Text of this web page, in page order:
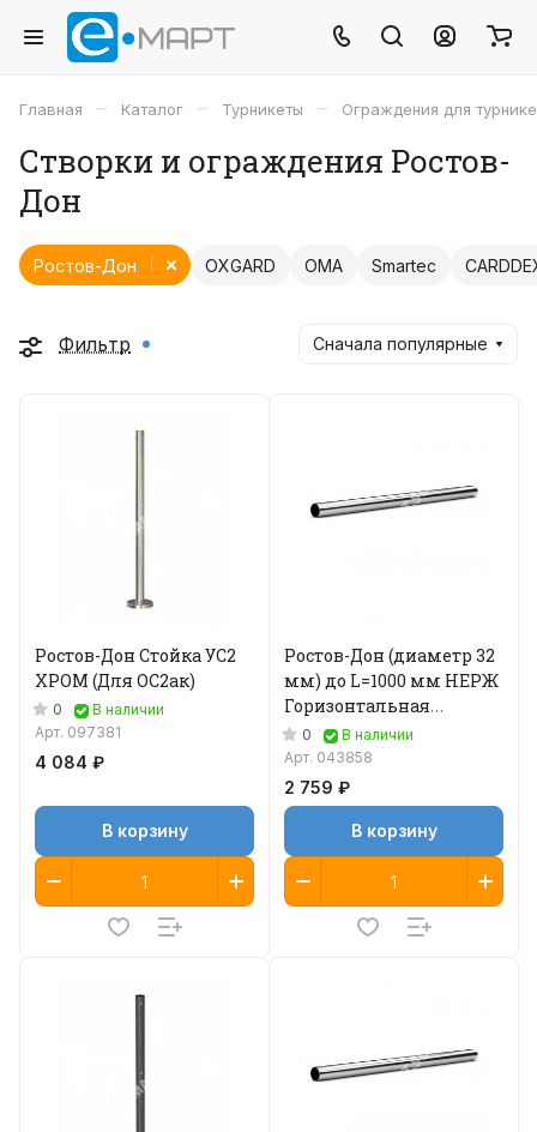
Главная – Каталог – Турникеты – Ограждения для
Створки и ограждения Ростов-
Дон
OXGARD OMA Smartec
Ростов-Дон
Фильтр Сначала популярные
Ростов-Дон Стойка УС2
ХРОМ (Для ОС2ак)
0
В наличии
Арт. 097381
4 084 ₽
В корзину
Ростов-Дон (диаметр 32
мм) до L=1000 мм НЕРЖ
Горизонтальная
перемычка
0
В наличии
Арт. 043858
2 759 ₽
В корзину